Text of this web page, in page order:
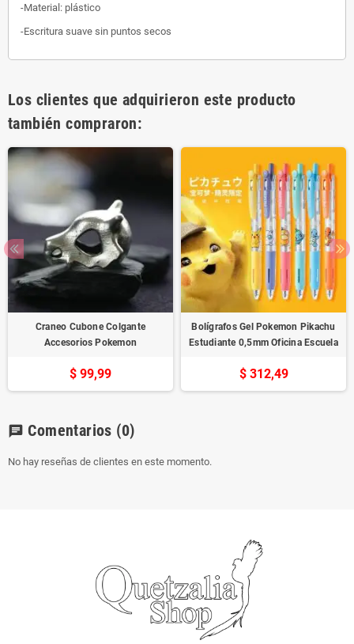
-Material: plástico
-Escritura suave sin puntos secos
Los clientes que adquirieron este producto
también compraron:
Craneo Cubone Colgante
Accesorios Pokemon
$ 99,99
Bolígrafos Gel Pokemon Pikachu
Estudiante 0,5mm Oficina Escuela
$ 312,49
chat Comentarios (0)
No hay reseñas de clientes en este momento.